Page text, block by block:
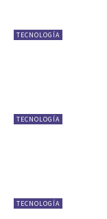
TECNOLOGÍA
TECNOLOGÍA
TECNOLOGÍA